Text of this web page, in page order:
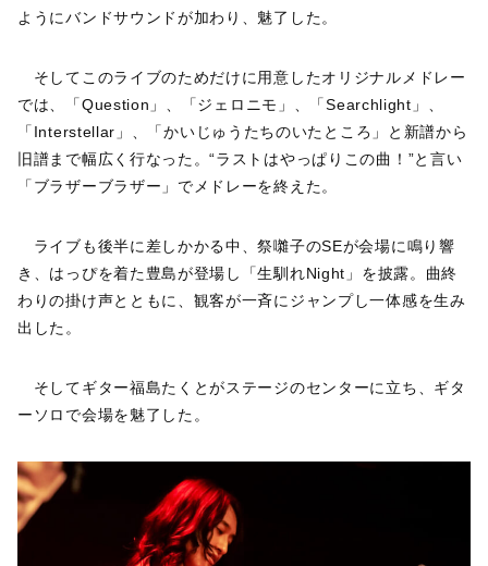
ようにバンドサウンドが加わり、魅了した。
そしてこのライブのためだけに用意したオリジナルメドレー
では、「Question」、「ジェロニモ」、「Searchlight」、
「Interstellar」、「かいじゅうたちのいたところ」と新譜から
旧譜まで幅広く行なった。“ラストはやっぱりこの曲！”と言い
「ブラザーブラザー」でメドレーを終えた。
ライブも後半に差しかかる中、祭囃子のSEが会場に鳴り響
き、はっぴを着た豊島が登場し「生馴れNight」を披露。曲終
わりの掛け声とともに、観客が一斉にジャンプし一体感を生み
出した。
そしてギター福島たくとがステージのセンターに立ち、ギタ
ーソロで会場を魅了した。